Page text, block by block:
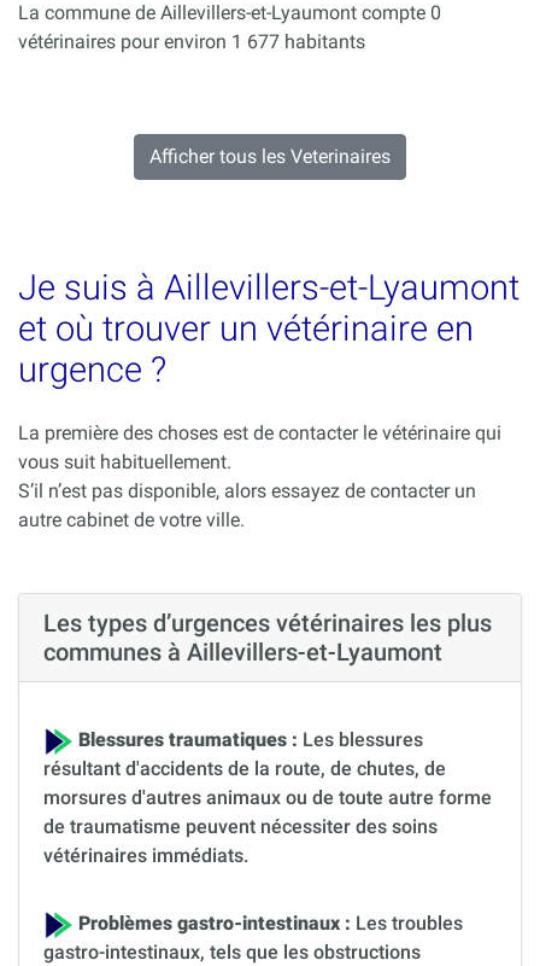
La commune de Aillevillers-et-Lyaumont compte 0
vétérinaires pour environ 1 677 habitants
Afficher tous les Veterinaires
Je suis à Aillevillers-et-Lyaumont
et où trouver un vétérinaire en
urgence ?
La première des choses est de contacter le vétérinaire qui
vous suit habituellement.
S’il n’est pas disponible, alors essayez de contacter un
autre cabinet de votre ville.
Les types d’urgences vétérinaires les plus
communes à Aillevillers-et-Lyaumont
Blessures traumatiques : Les blessures
résultant d'accidents de la route, de chutes, de
morsures d'autres animaux ou de toute autre forme
de traumatisme peuvent nécessiter des soins
vétérinaires immédiats.
Problèmes gastro-intestinaux : Les troubles
gastro-intestinaux, tels que les obstructions